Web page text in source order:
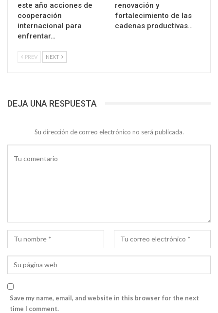
este año acciones de
cooperación
internacional para
enfrentar…
renovación y
fortalecimiento de las
cadenas productivas…
PREV NEXT
DEJA UNA RESPUESTA
Su dirección de correo electrónico no será publicada.
Save my name, email, and website in this browser for the next
time I comment.